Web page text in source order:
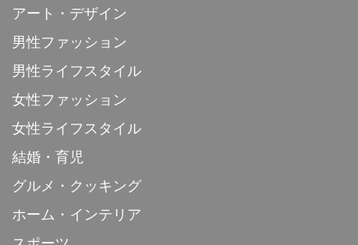
アート・デザイン
男性ファッション
男性ライフスタイル
女性ファッション
女性ライフスタイル
結婚・育児
グルメ・クッキング
ホーム・インテリア